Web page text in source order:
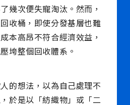
幾次便失寵淘汰。然而，
收桶，即使分發基層也難
本高昂不符合經濟效益，
垮整個回收體系。
的想法，以為自己處理不
於是以「紡織物」或「二